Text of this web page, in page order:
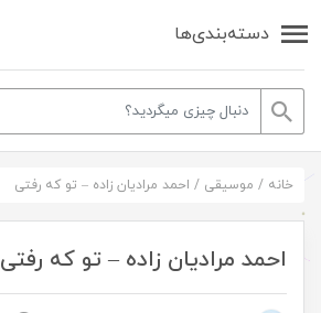
دسته‌بندی‌ها
خانه / موسیقی / احمد مرادیان زاده – تو که رفتی
احمد مرادیان زاده – تو که رفتی